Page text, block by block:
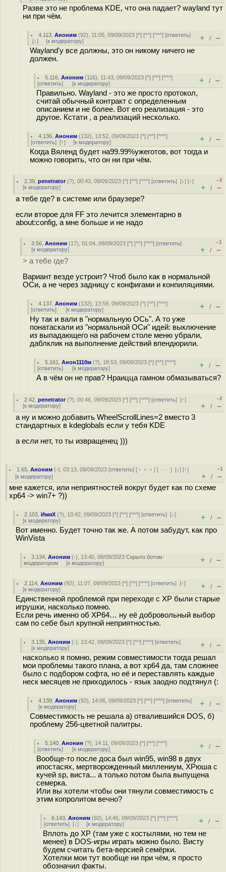
Разве это не проблема KDE, что она падает? wayland тут
ни при чём.
4.113 ,Аноним (92), 11:05, 09/09/2023 [^] [^^] [^^^] [ответить]
[↓] [к модератору] + / –
Wayland'у все должны, это он никому ничего не
должен.
5.116 ,Аноним (116), 11:43, 09/09/2023 [^] [^^] [^^^]
[ответить] [к модератору] + / –
Правильно. Wayland - это же просто протокол,
считай обычный контракт с определенным
описанием и не более. Вот его реализация - это
другое. Кстати , а реализаций несколько.
4.136 ,Аноним (132), 13:52, 09/09/2023 [^] [^^] [^^^]
[ответить] [↑] [к модератору] + / –
Когда Вяленд будет на99.99%ужеготов, вот тогда и
можно говорить, что он ни при чём.
2.39 ,penetrator(?), 00:43, 09/09/2023 [^] [^^] [^^^] [ответить][↓] [↑]
[к модератору]
–2
+ / –
а тебе где? в системе или браузере?
если второе для FF это лечится элементарно в
about:config, а мне больше и не надо
3.56 ,Аноним (17), 01:04, 09/09/2023 [^] [^^] [^^^] [ответить]
[к модератору]
–1
+ / –
> а тебе где?
Вариант везде устроит? Чтоб было как в нормальной
ОСи, а не через задницу с конфигами и конпиляциями.
4.137 ,Аноним (132), 13:59, 09/09/2023 [^] [^^] [^^^]
[ответить] [к модератору] + / –
Ну так и вали в "нормальную ОСь". А то уже
понатаскали из "нормальной ОСи" идей: выключение
из выпадающего на рабочем столе меню убрали,
даблклик на выполнение действий впендюрили.
5.161 ,Анон1110м (?), 18:53, 09/09/2023 [^] [^^] [^^^]
[ответить] [к модератору] + / –
А в чём он не прав? Нраицца гамном обмазываться?
2.42 ,penetrator(?), 00:46, 09/09/2023 [^] [^^] [^^^] [ответить][↑]
[к модератору]
–2
+ / –
а ну и можно добавить WheelScrollLines=2 вместо 3
стандартных в kdeglobals если у тебя KDE
а если нет, то ты извращенец )))
1.65 ,Аноним (-), 03:13, 09/09/2023 [ответить] [ ﹢﹢﹢] [ · · ·][↓] [↑]
[к модератору]
–1
+ / –
мне кажется, или неприятностей вокруг будет как по схеме
xp64 -> win7+ ?))
2.103 ,ИмяХ (?), 10:42, 09/09/2023 [^] [^^] [^^^] [ответить][↓]
[к модератору] + / –
Вот именно. Будет точно так же. А потом забудут, как про
WinVista
3.134 ,Аноним (-), 13:40, 09/09/2023Скрыто ботом-
модератором [к модератору] + / –
2.114 ,Аноним (92), 11:07, 09/09/2023 [^] [^^] [^^^] [ответить][↑]
[к модератору] + / –
Единственной проблемой при переходе с XP были старые
игрушки, насколько помню.
Если речь именно об XP64… ну её добровольный выбор
сам по себе был крупной неприятностью.
3.135 ,Аноним (-), 13:42, 09/09/2023 [^] [^^] [^^^] [ответить]
[к модератору] + / –
насколько я помню, режим совместимости тогда решал
мои проблемы такого плана, а вот хр64 да, там сложнее
было с подбором софта, но её и переставлять каждые
неск месяцев не приходилось - язык заодно подтянул (:
4.139 ,Аноним (92), 14:06, 09/09/2023 [^] [^^] [^^^] [ответить]
[к модератору] + / –
Совместимость не решала а) отвалившийся DOS, б)
проблему 256-цветной палитры.
5.140 ,Анонин (?), 14:11, 09/09/2023 [^] [^^] [^^^]
[ответить] [к модератору] + / –
Вообще-то после доса был win95, win98 в двух
ипостасях, мертворожденный миллениум, ХРюша с
кучей sp, виста... а только потом была выпущена
семерка.
Или вы хотели чтобы они тянули совместимость с
этим копролитом вечно?
6.143 ,Аноним (92), 14:45, 09/09/2023 [^] [^^] [^^^]
[ответить] [↓] [к модератору] + / –
Вплоть до XP (там уже с костылями, но тем не
менее) в DOS-игры играть можно было. Висту
будем считать бета-версией семёрки.
Хотелки мои тут вообще ни при чём, я просто
обозначил факты.